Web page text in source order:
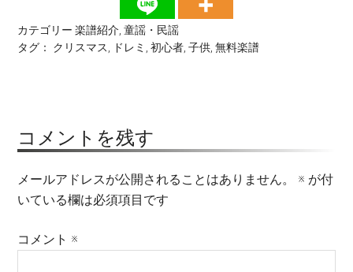
カテゴリー楽譜紹介 ,童謡・民謡
タグ： クリスマス ドレミ ,初心者 ,子供 ,無料楽譜
コメントを残す
メールアドレスが公開されることはありません。 ※ が付
いている欄は必須項目です
コメント ※